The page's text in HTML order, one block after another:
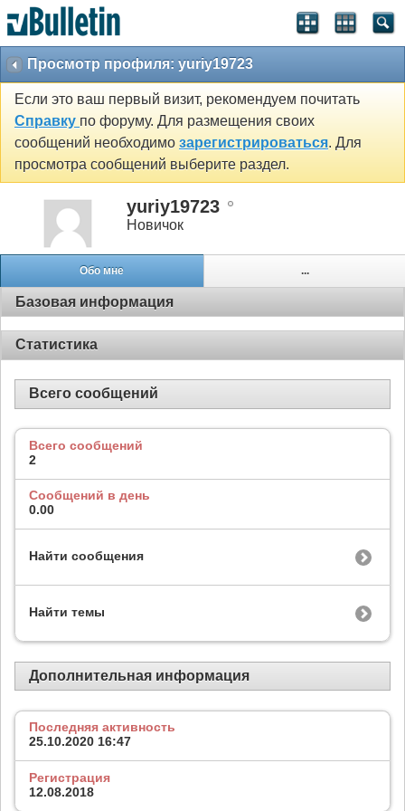
Просмотр профиля: yuriy19723
Если это ваш первый визит, рекомендуем почитать
Справку по форуму. Для размещения своих
сообщений необходимо зарегистрироваться. Для
просмотра сообщений выберите раздел.
yuriy19723
Новичок
Обо мне ...
Базовая информация
Статистика
Всего сообщений
Всего сообщений
2
Сообщений в день
0.00
Найти сообщения
Найти темы
Дополнительная информация
Последняя активность
25.10.2020 16:47
Регистрация
12.08.2018